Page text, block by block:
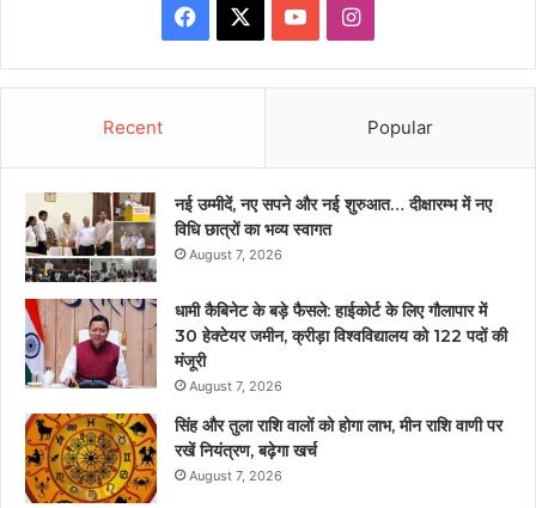
Facebook YouTubeInstagram
Recent Popular
नई उम्मीदें, नए सपने और नई शुरुआत… दीक्षारम्भ में नए
विधि छात्रों का भव्य स्वागत
August 7, 2026
धामी कैबिनेट के बड़े फैसले: हाईकोर्ट के लिए गौलापार में
30 हेक्टेयर जमीन, क्रीड़ा विश्वविद्यालय को 122 पदों की
मंजूरी
August 7, 2026
सिंह और तुला राशि वालों को होगा लाभ, मीन राशि वाणी पर
रखें नियंत्रण, बढ़ेगा खर्च
August 7, 2026